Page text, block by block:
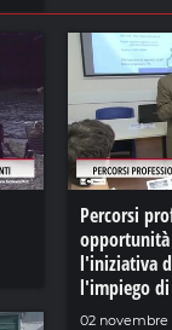
Percorsi
l'iniziativa
l'impiego di
02 novembre